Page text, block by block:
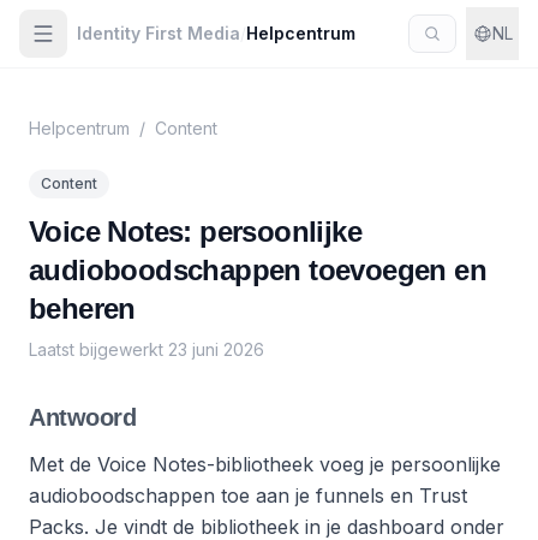
Identity First Media Helpcentrum NL
Helpcentrum / Content
Content
Voice Notes: persoonlijke
audioboodschappen toevoegen en
beheren
Laatst bijgewerkt 23 juni 2026
Antwoord
Met de Voice Notes-bibliotheek voeg je persoonlijke
audioboodschappen toe aan je funnels en Trust
Packs. Je vindt de bibliotheek in je dashboard onder